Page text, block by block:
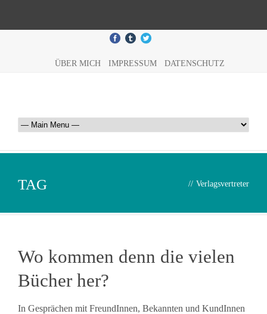
ÜBER MICH IMPRESSUM DATENSCHUTZ
TAG // Verlagsvertreter
Wo kommen denn die vielen
Bücher her?
In Gesprächen mit FreundInnen, Bekannten und KundInnen